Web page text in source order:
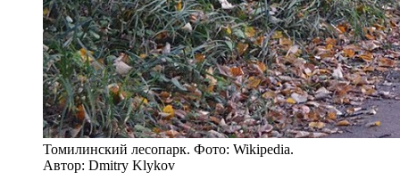
Томилинский лесопарк. Фото: Wikipedia.
Автор: Dmitry Klykov